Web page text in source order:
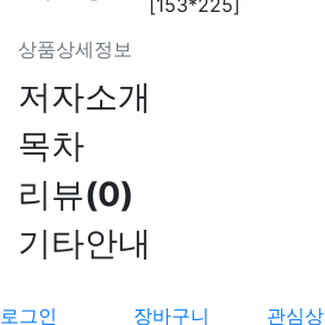
상품상세정보
[153*225]
저자소개
목차
리뷰(0)
기타안내
로그인 장바구니 관심